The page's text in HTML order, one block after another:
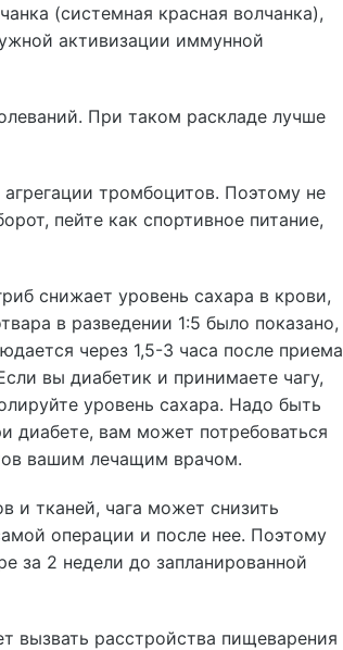
(системная красная волчанка),
активизации иммунной
При таком раскладе лучше
тромбоцитов. Поэтому не
пейте как спортивное питание,
снижает уровень сахара в крови,
в разведении 1:5 было показано,
через 1,5-3 часа после приема
вы диабетик и принимаете чагу,
уровень сахара. Надо быть
диабете, вам может потребоваться
вашим лечащим врачом.
и тканей, чага может снизить
операции и после нее. Поэтому
за 2 недели до запланированной
расстройства пищеварения